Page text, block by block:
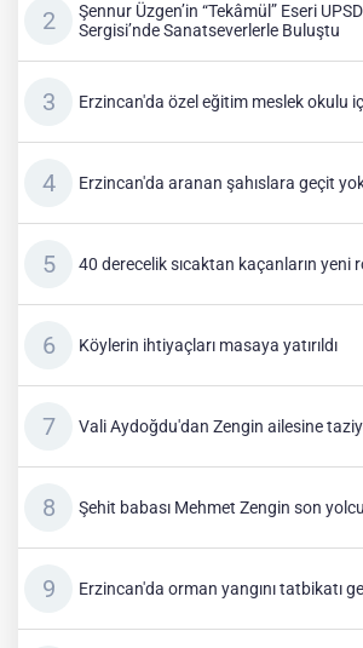
Şennur Üzgen’in “Tekâmül” Eseri
Sergisi’nde Sanatseverlerle Buluştu
Erzincan'da özel eğitim meslek okulu
Erzincan'da aranan şahıslara geçit
40 derecelik sıcaktan kaçanların yeni
Köylerin ihtiyaçları masaya yatırıldı
Vali Aydoğdu'dan Zengin ailesine
Şehit babası Mehmet Zengin son
Erzincan'da orman yangını tatbikatı